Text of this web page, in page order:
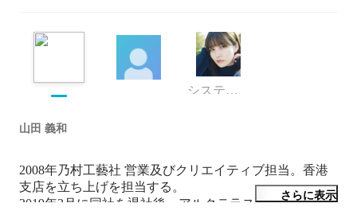
システムエンジニア、採用、マーケティング、SNS運用
山田 義和
2008年乃村工藝社 営業及びクリエイティブ担当。香港
支店を立ち上げを担当する。
2019年3月に同社を退社後、アルクテラス（現株式会社
さらに表示